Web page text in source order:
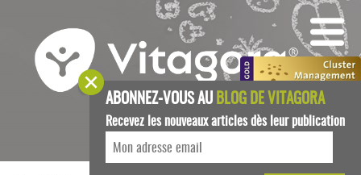
ABONNEZ-VOUS AUBLOG DE VITAGORA
Recevez les nouveaux articles dès leur publication